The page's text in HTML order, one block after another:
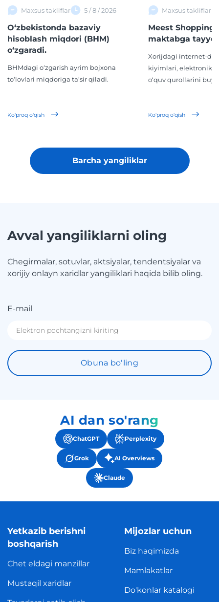
Maxsus takliflar 5 / 8 / 2026
O‘zbekistonda bazaviy
hisoblash miqdori (BHM)
o‘zgaradi.
BHMdagi o‘zgarish ayrim bojxona
to‘lovlari miqdoriga ta’sir qiladi.
Ko'proq o'qish
Maxsus takliflar
Meest Shopping
maktabga
Xorijdagi internet-
kiyimlari, elektronika,
o‘quv qurollarini
Ko'proq o'qish
Barcha yangiliklar
Avval yangiliklarni oling
Chegirmalar, sotuvlar, aktsiyalar, tendentsiyalar va
xorijiy onlayn xaridlar yangiliklari haqida bilib oling.
E-mail
Obuna boʻling
AI dan so'rang
ChatGPT Perplexity
Grok AI Overviews
Claude
Yetkazib berishni
boshqarish
Chet eldagi manzillar
Mustaqil xaridlar
Mijozlar uchun
Biz haqimizda
Mamlakatlar
Do'konlar katalogi